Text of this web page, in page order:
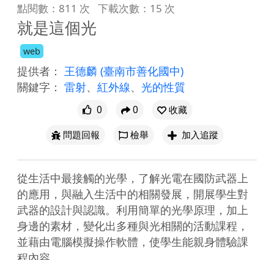
點閱數：811 次 下載次數：15 次
就是這個光
web
提供者： 王德麟 (臺南市善化國中)
關鍵字： 雷射、 紅外線、 光的性質
0 0
收藏
問題回報
檢舉 加入追蹤
從生活中最接觸的光學，了解光電在國防武器上
的應用，與融入生活中的相關發展，開展學生對
武器的設計與認識。利用簡單的光學原理，加上
身邊的素材，變化出多種與光相關的活動課程，
並藉由電腦模擬操作軟體，使學生能親身體驗課